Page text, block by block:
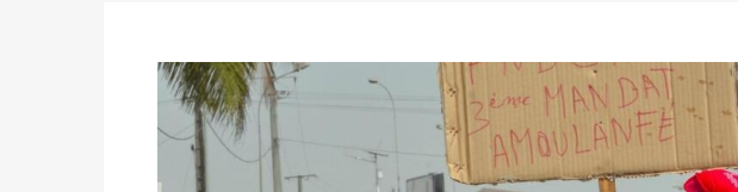
Politique-Délégués de bureaux de vote : vos informations à transmettre
avant le 16 mai 2026 à 16h
Politique Proclamation des résultats globaux provisoires et des